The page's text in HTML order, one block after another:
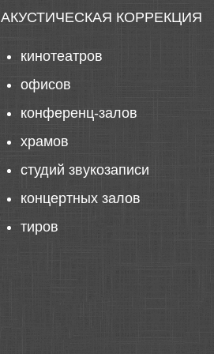
АКУСТИЧЕСКАЯ КОРРЕКЦИЯ
кинотеатров
офисов
конференц-залов
храмов
студий звукозаписи
концертных залов
тиров